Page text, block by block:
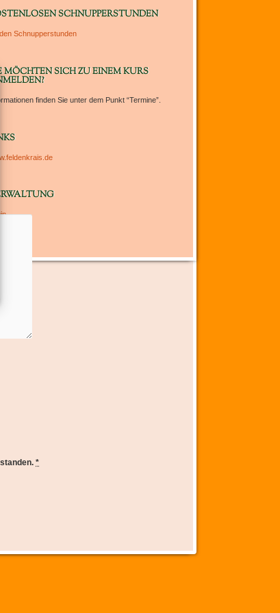
*
SCHNUPPERSTUNDEN
Schnupperstunden
MÖCHTEN SICH ZU EINEM KURS
finden Sie unter dem Punkt “Termine”.